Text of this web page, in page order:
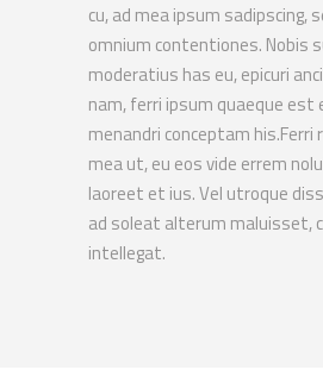
cu, ad mea ipsum sadipscing,
omnium contentiones. Nobis
moderatius has eu, epicuri
nam, ferri ipsum quaeque est
menandri conceptam his.Ferri
mea ut, eu eos vide errem
laoreet et ius. Vel utroque
ad soleat alterum maluisset,
intellegat.